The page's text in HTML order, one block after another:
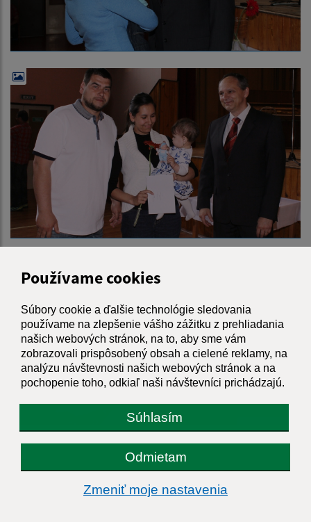
Používame cookies
Súbory cookie a ďalšie technológie sledovania
používame na zlepšenie vášho zážitku z prehliadania
našich webových stránok, na to, aby sme vám
zobrazovali prispôsobený obsah a cielené reklamy, na
analýzu návštevnosti našich webových stránok a na
pochopenie toho, odkiaľ naši návštevníci prichádzajú.
Súhlasím
Odmietam
Zmeniť moje nastavenia